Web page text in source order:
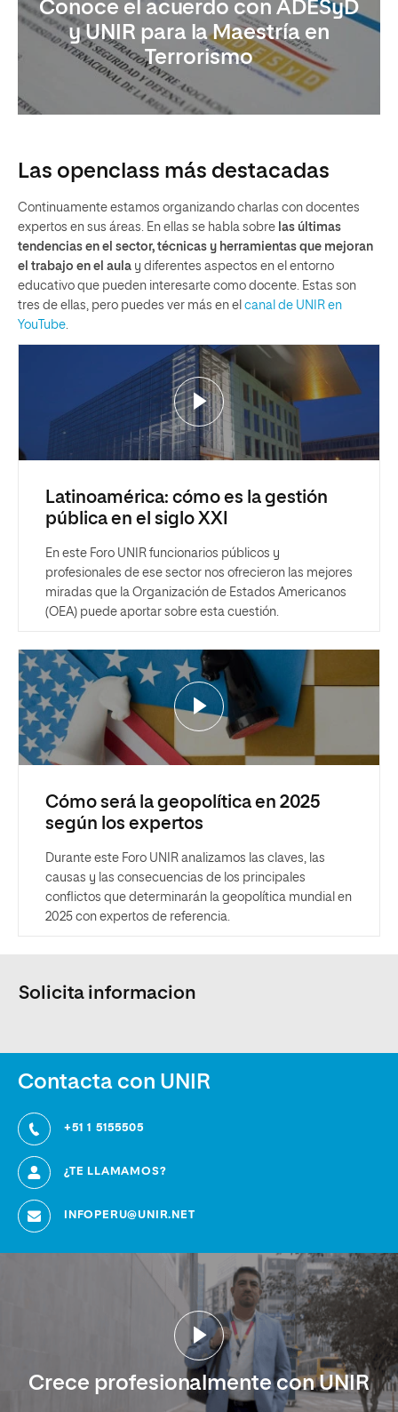
Conoce el acuerdo con ADESyD
y UNIR para la Maestría en
Terrorismo
Las openclass más destacadas
Continuamente estamos organizando charlas con docentes
expertos en sus áreas. En ellas se habla sobre las últimas
tendencias en el sector, técnicas y herramientas que mejoran
el trabajo en el aula y diferentes aspectos en el entorno
educativo que pueden interesarte como docente. Estas son
tres de ellas, pero puedes ver más en el canal de UNIR en
YouTube.
Latinoamérica: cómo es la gestión
pública en el siglo XXI
En este Foro UNIR funcionarios públicos y
profesionales de ese sector nos ofrecieron las mejores
miradas que la Organización de Estados Americanos
(OEA) puede aportar sobre esta cuestión.
Cómo será la geopolítica en 2025
según los expertos
Durante este Foro UNIR analizamos las claves, las
causas y las consecuencias de los principales
conflictos que determinarán la geopolítica mundial en
2025 con expertos de referencia.
Solicita informacion
Contacta con UNIR
+51 1 5155505
¿TE LLAMAMOS?
INFOPERU@UNIR.NET
Crece profesionalmente con UNIR